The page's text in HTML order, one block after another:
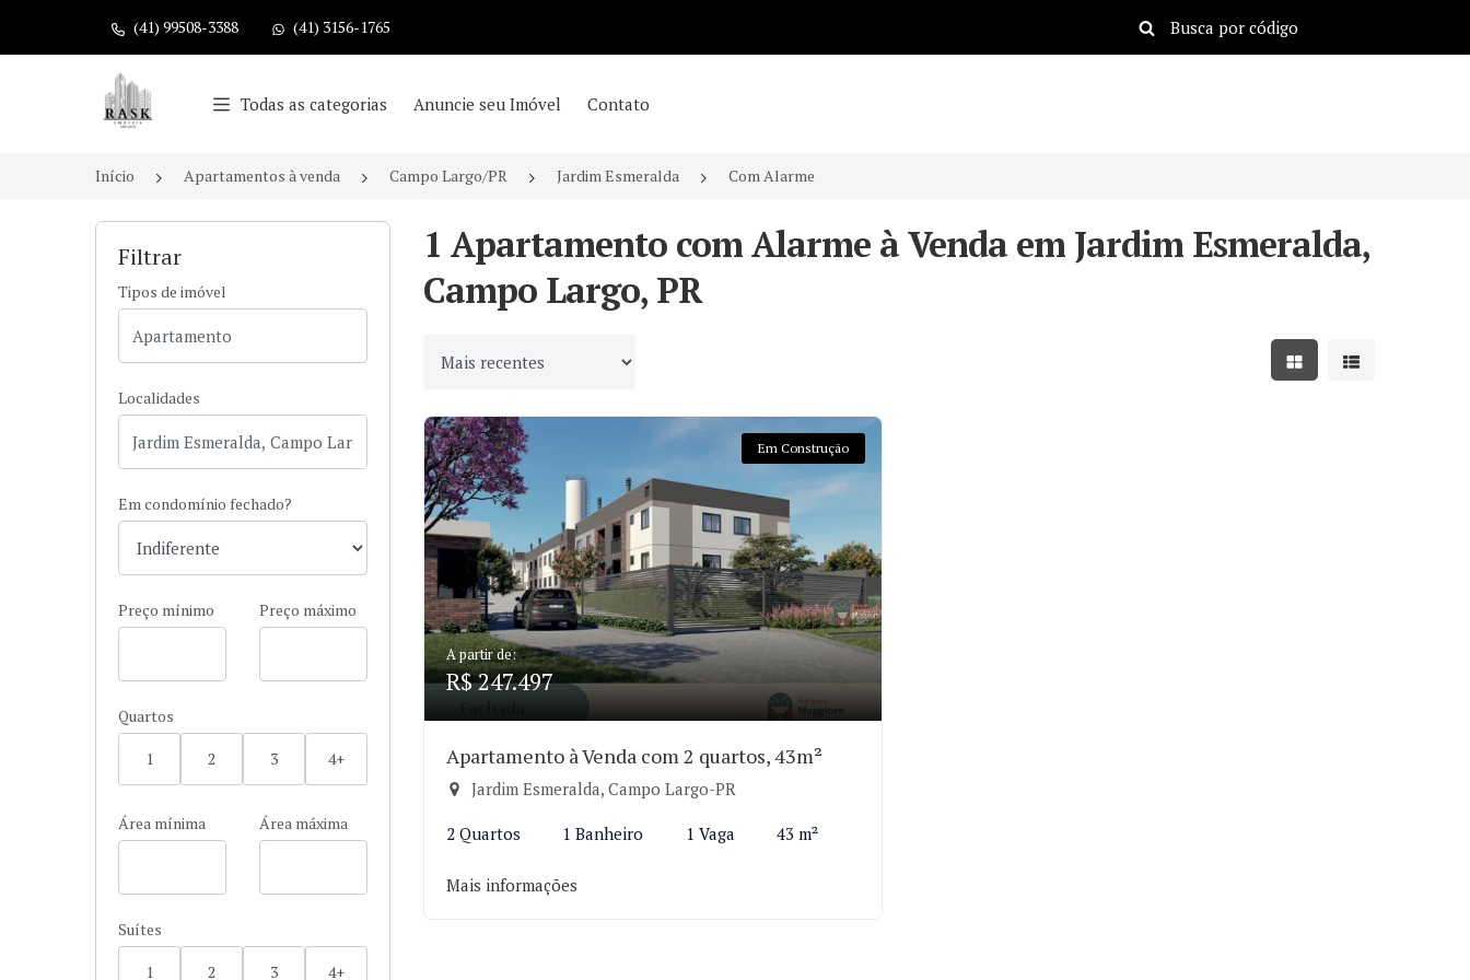
(41) 99508-3388 (41) 3156-1765
Página inicial
Todas as categorias Anuncie seu Imóvel Contato
Início Apartamentos à venda Campo Largo/PR Jardim Esmeralda Com Alarme
Filtrar
Tipos de imóvel
Localidades
Em condomínio fechado?
Preço mínimo Preço máximo
Quartos
1 2 3 4+
Área mínima Área máxima
Suítes
1 2 3 4+
1 Apartamento com Alarme à Venda em Jardim Esmeralda,
Campo Largo, PR
Ordenar por Mostrar resultados em
Mostrar
Em Construção
A partir de:
R$ 247.497
Apartamento à Venda com 2 quartos, 43m²
Jardim Esmeralda, Campo Largo-PR
2 Quartos 1 Banheiro 1 Vaga 43 m²
Mais informações